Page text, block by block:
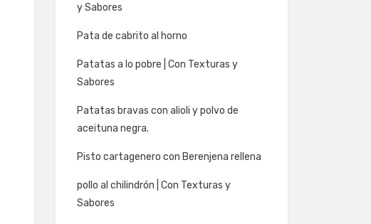
y Sabores
Pata de cabrito al horno
Patatas a lo pobre | Con Texturas y
Sabores
Patatas bravas con alioli y polvo de
aceituna negra.
Pisto cartagenero con Berenjena rellena
pollo al chilindrón | Con Texturas y
Sabores